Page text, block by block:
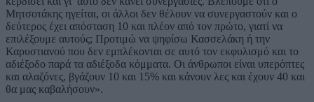
Μητσοτάκης ηγείται, οι άλλοι δεν θέλουν να συνεργαστούν και ο
δεύτερος έχει απόσταση 10 και πλέον από τον πρώτο, γιατί να
επιλέξουμε αυτούς; Προτιμώ να ψηφίσω Κασσελάκη ή την
Καρυστιανού που δεν εμπλέκονται σε αυτό τον εκφυλισμό και το
αδιέξοδο παρά τα αδιέξοδα κόμματα. Οι άνθρωποι είναι υπερόπτες
και αλαζόνες, βγάζουν 10 και 15% και κάνουν λες και έχουν 40 και
θα μας καβαλήσουν».